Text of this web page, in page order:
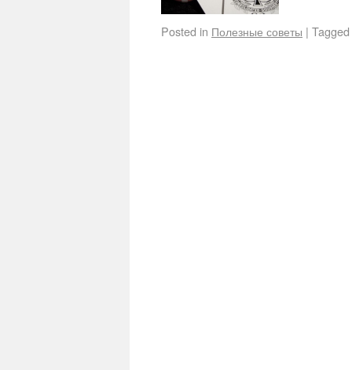
Posted in Полезные советы | Tagged